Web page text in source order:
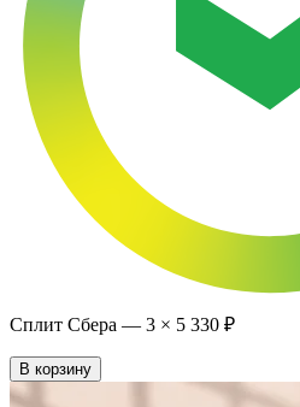
Сплит Сбера — 3 × 5 330 ₽
В корзину